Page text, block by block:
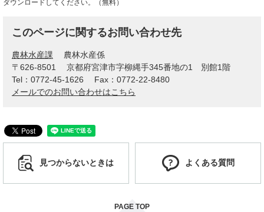
ダウンロードしてください。（無料）
このページに関するお問い合わせ先
農林水産課
農林水産係
〒626-8501
京都府宮津市字柳縄手345番地の1 別館1階
Tel：0772-45-1626
Fax：0772-22-8480
メールでのお問い合わせはこちら
見つからないときは よくある質問
PAGE TOP